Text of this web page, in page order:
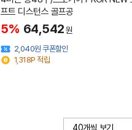
프트 디스턴스 골프공
5% 64,542원
2,040원 쿠폰할인
1,318P 적립